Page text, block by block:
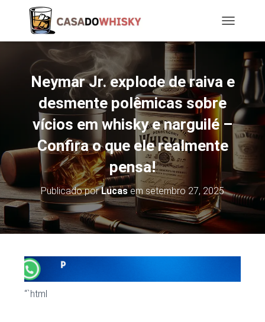
O
E
N
Neymar Jr. explode de raiva e
desmente polêmicas sobre
vícios em whisky e narguilé –
Confira o que ele realmente
pensa!
Publicado porLucasemsetembro 27, 2025
“`html